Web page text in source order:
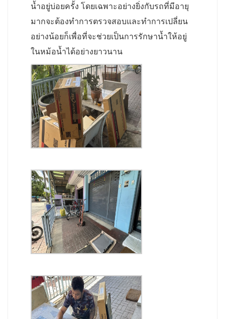
น้ำอยู่บ่อยครั้ง โดยเฉพาะอย่างยิ่งกับรถที่มีอายุ
มากจะต้องทำการตรวจสอบและทำการเปลี่ยน
อย่างน้อยก็เพื่อที่จะช่วยเป็นการรักษาน้ำให้อยู่
ในหม้อน้ำได้อย่างยาวนาน